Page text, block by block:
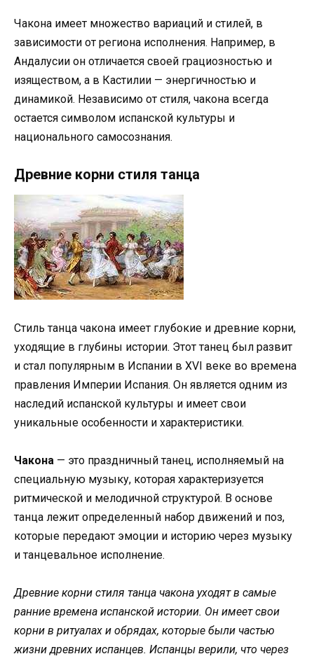
Чакона имеет множество вариаций и стилей, в
зависимости от региона исполнения. Например, в
Андалусии он отличается своей грациозностью и
изяществом, а в Кастилии — энергичностью и
динамикой. Независимо от стиля, чакона всегда
остается символом испанской культуры и
национального самосознания.
Древние корни стиля танца
Стиль танца чакона имеет глубокие и древние корни,
уходящие в глубины истории. Этот танец был развит
и стал популярным в Испании в XVI веке во времена
правления Империи Испания. Он является одним из
наследий испанской культуры и имеет свои
уникальные особенности и характеристики.
Чакона — это праздничный танец, исполняемый на
специальную музыку, которая характеризуется
ритмической и мелодичной структурой. В основе
танца лежит определенный набор движений и поз,
которые передают эмоции и историю через музыку
и танцевальное исполнение.
Древние корни стиля танца чакона уходят в самые
ранние времена испанской истории. Он имеет свои
корни в ритуалах и обрядах, которые были частью
жизни древних испанцев. Испанцы верили, что через